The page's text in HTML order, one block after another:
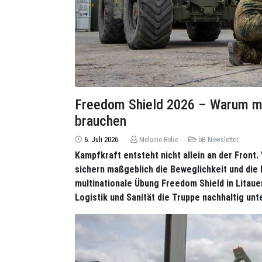
Freedom Shield 2026 – Warum
brauchen
6. Juli 2026 Melanie Rohe bB Newsletter
Kampfkraft entsteht nicht allein an der
sichern maßgeblich die Beweglichkeit und
multinationale Übung Freedom Shield in
Logistik und Sanität die Truppe nachhaltig